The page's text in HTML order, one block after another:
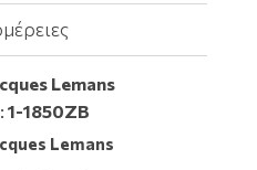
Lemans
1-1850ZB
Lemans